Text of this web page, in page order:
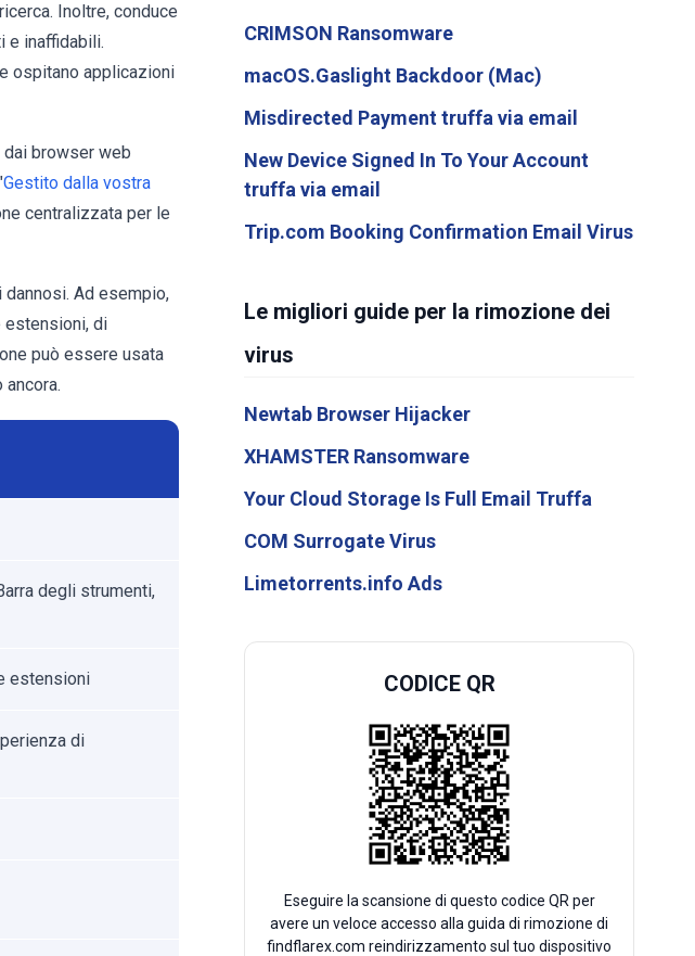
Inoltre, conduce
e inaffidabili.
ospitano applicazioni
dai browser web
Gestito dalla vostra
centralizzata per le
Ad esempio,
estensioni, di
può essere usata
degli strumenti,
estensioni
di
CRIMSON Ransomware
macOS.Gaslight Backdoor (Mac)
Misdirected Payment truffa via email
New Device Signed In To Your Account
truffa via email
Trip.com Booking Confirmation Email Virus
Le migliori guide per la rimozione dei
virus
Newtab Browser Hijacker
XHAMSTER Ransomware
Your Cloud Storage Is Full Email Truffa
COM Surrogate Virus
Limetorrents.info Ads
CODICE QR
Eseguire la scansione di questo codice QR per
avere un veloce accesso alla guida di rimozione di
findflarex.com reindirizzamento sul tuo dispositivo